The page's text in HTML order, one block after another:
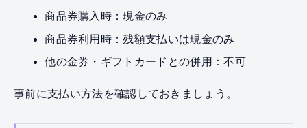
商品券購入時：現金のみ
商品券利用時：残額支払いは現金のみ
他の金券・ギフトカードとの併用：不可
事前に支払い方法を確認しておきましょう。